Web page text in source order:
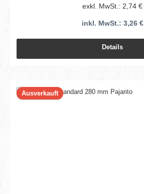
exkl. MwSt.: 2,74 €
inkl. MwSt.: 3,26 €
Details
Ausverkauft